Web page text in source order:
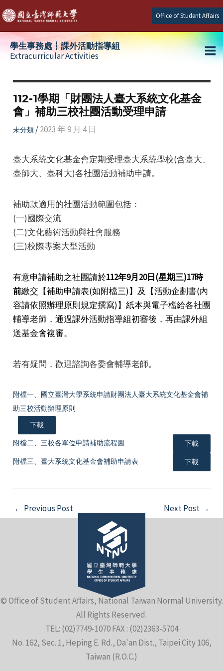
Skip
to
content
Office of Student Affairs
學生事務處┆課外活動指導組
Extracurricular Activities
112-1學期「財團法人臺大系統文化基金
會」補助三校社團活動受理申請
未分類/2023 年 9 月 4 日
臺大系統文化基金會定期受理臺大系統學校(含臺大、
臺師大、臺科大)各社團活動補助申請。
補助款適用的社團活動範圍包括：
(一)國際交流
(二)文化藝術活動與社會服務
(三)校際專案大型活動
有意申請補助之社團請於112年9月20日(星期三)17時
前繳交【補助申請表(如附檔三)】及【活動企劃書(內
容請依照辦理原則規定撰寫)】紙本與電子檔給各社團
輔導老師，通過課外活動指導組初審後，再由課外組
送基金會複審。
若有疑問，歡迎諮詢各委會輔導老師。
附檔一、國立臺灣大學系統申請財團法人臺大系統文化基金會補
助三校活動辦理原則
下載
附檔二、三校各單位申請補助流程圖 下載
附檔三、臺大系統文化基金會補助申請表 下載
Post
navigation
← Previous Post Next Post →
© Office of Student Affairs, National Taiwan Normal University.
All Rights Reserved.
TEL: (02)7749-1070 FAX : (02)2363-5704
No. 162, Sec. 1, Heping E. Rd., Da'an Dist., Taipei City 106,
Taiwan (R.O.C.)